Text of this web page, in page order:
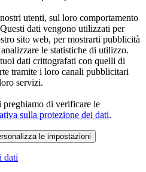
utenti, sul loro comportamento
dati vengono utilizzati per
sito web, per mostrarti pubblicità
le statistiche di utilizzo.
dati crittografati con quelli di
tramite i loro canali pubblicitari
servizi.
preghiamo di verificare le
sulla protezione dei dati.
le impostazioni
dati